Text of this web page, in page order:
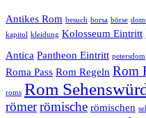
Antikes Rom besuch borsa börse
kapitol kleidung Kolosseum Eintritt
Antica Pantheon Eintritt petersdom
Roma Pass Rom Regeln Rom
roms Rom
römerrömische römischen